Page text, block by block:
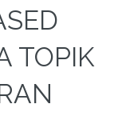
TOPIK